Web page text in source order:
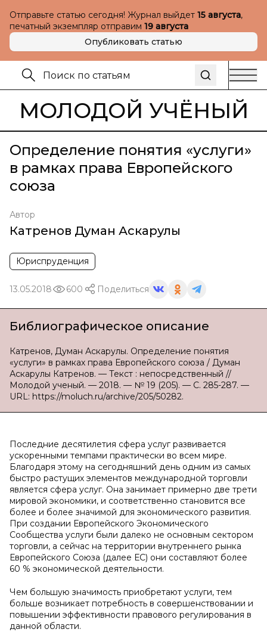
Отправьте статью сегодня! Журнал выйдет 15 августа,
печатный экземпляр отправим 19 августа
Опубликовать статью
МОЛОДОЙ УЧЁНЫЙ
Определение понятия «услуги»
в рамках права Европейского
союза
Автор
Катренов Думан Аскарулы
Юриспруденция
13.05.2018 600 Поделиться
Библиографическое описание
Катренов, Думан Аскарулы. Определение понятия
«услуги» в рамках права Европейского союза / Думан
Аскарулы Катренов. — Текст : непосредственный //
Молодой ученый. — 2018. — № 19 (205). — С. 285-287. —
URL: https://moluch.ru/archive/205/50282.
Последние десятилетия сфера услуг развивается
ускоренными темпами практически во всем мире.
Благодаря этому на сегодняшний день одним из самых
быстро растущих элементов международной торговли
является сфера услуг. Она занимает примерно две трети
мировой экономики, и соответственно становится все
более и более значимой для экономического развития.
При создании Европейского Экономического
Сообщества услуги были далеко не основным сектором
торговли, а сейчас на территории внутреннего рынка
Европейского Союза (далее ЕС) они составляют более
60 % экономической деятельности.
Чем большую значимость приобретают услуги, тем
больше возникает потребность в совершенствовании и
повышении эффективности правового регулирования в
данной области.